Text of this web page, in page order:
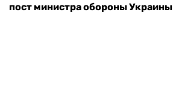
пост министра обороны Украины